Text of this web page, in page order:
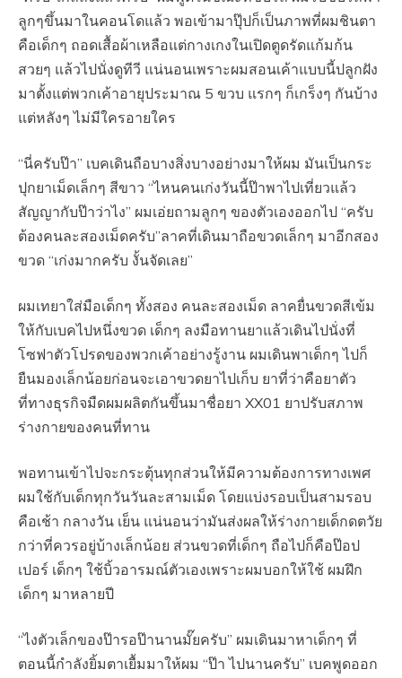
ลูกๆขึ้นมาในคอนโดแล้ว พอเข้ามาปุ๊ปก็เป็นภาพที่ผมชินตา
คือเด็กๆ ถอดเสื้อผ้าเหลือแต่กางเกงในเปิดตูดรัดแก้มก้น
สวยๆ แล้วไปนั่งดูทีวี แน่นอนเพราะผมสอนเค้าแบบนี้ปลูกฝัง
มาตั้งแต่พวกเค้าอายุประมาณ 5 ขวบ แรกๆ ก็เกร็งๆ กันบ้าง
แต่หลังๆ ไม่มีใครอายใคร
“นี่ครับป๊า” เบคเดินถือบางสิ่งบางอย่างมาให้ผม มันเป็นกระ
ปุกยาเม็ดเล็กๆ สีขาว “ไหนคนเก่งวันนี้ป๊าพาไปเที่ยวแล้ว
สัญญากับป๊าว่าไง” ผมเอ่ยถามลูกๆ ของตัวเองออกไป “ครับ
ต้องคนละสองเม็ดครับ”ลาคที่เดินมาถือขวดเล็กๆ มาอีกสอง
ขวด “เก่งมากครับ งั้นจัดเลย”
ผมเทยาใส่มือเด็กๆ ทั้งสอง คนละสองเม็ด ลาคยื่นขวดสีเข้ม
ให้กับเบคไปหนึ่งขวด เด็กๆ ลงมือทานยาแล้วเดินไปนั่งที่
โซฟาตัวโปรดของพวกเค้าอย่างรู้งาน ผมเดินพาเด็กๆ ไปก็
ยืนมองเล็กน้อยก่อนจะเอาขวดยาไปเก็บ ยาที่ว่าคือยาตัว
ที่ทางธุรกิจมืดผมผลิตกันขึ้นมาชื่อยา XX01 ยาปรับสภาพ
ร่างกายของคนที่ทาน
พอทานเข้าไปจะกระตุ้นทุกส่วนให้มีความต้องการทางเพศ
ผมใช้กับเด็กทุกวันวันละสามเม็ด โดยแบ่งรอบเป็นสามรอบ
คือเช้า กลางวัน เย็น แน่นอนว่ามันส่งผลให้ร่างกายเด็กดตวัย
กว่าที่ควรอยู่บ้างเล็กน้อย ส่วนขวดที่เด็กๆ ถือไปก็คือป๊อป
เปอร์ เด็กๆ ใช้บิ้วอารมณ์ตัวเองเพราะผมบอกให้ใช้ ผมฝึก
เด็กๆ มาหลายปี
“ไงตัวเล็กของป๊ารอป๊านานมั๊ยครับ” ผมเดินมาหาเด็กๆ ที่
ตอนนี้กำลังยิ้มตาเยื้มมาให้ผม “ป๊า ไปนานครับ” เบคพูดออก